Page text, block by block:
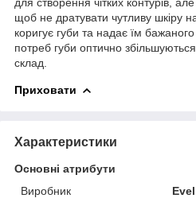
щоб не дратувати чутливу шкіру
коригує губи та надає їм
потреб губи оптично
склад.
Приховати
Характеристики
Основні атрибути
Виробник